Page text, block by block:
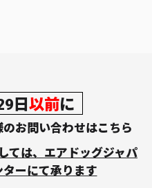
日 以前に
のお問い合わせはこちら
ては、エアドッグジャパ
ーにて承ります